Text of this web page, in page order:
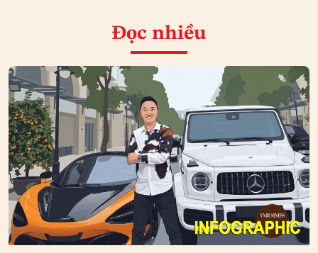
Đọc nhiều